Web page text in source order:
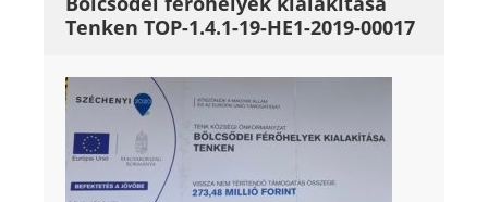
Tenken TOP-1.4.1-19-HE1-2019-00017